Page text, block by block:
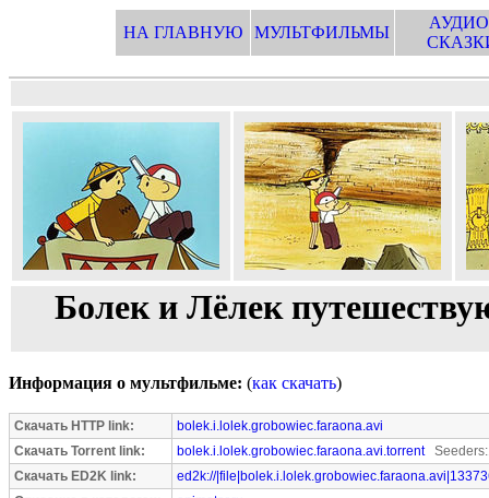
НА ГЛАВНУЮ МУЛЬТФИЛЬМЫ
Болек и Лёлек
Информация о мультфильме: (как скачать)
Скачать HTTP link:
bolek.i.lolek.grobowiec.faraona.avi
Скачать Torrent link:
bolek.i.lolek.grobowiec.faraona.avi.torrent
Скачать ED2K link:
ed2k://